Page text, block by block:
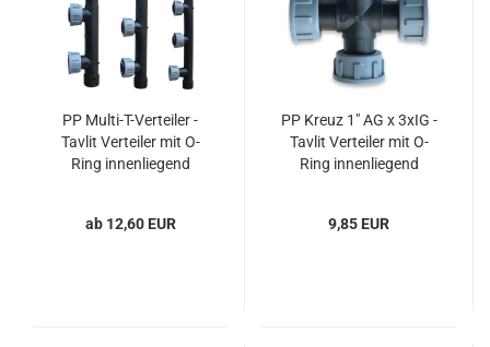
PP Multi-T-Verteiler -
Tavlit Verteiler mit O-
Ring innenliegend
ab 12,60 EUR
PP Kreuz 1" AG x 3xIG -
Tavlit Verteiler mit O-
Ring innenliegend
9,85 EUR